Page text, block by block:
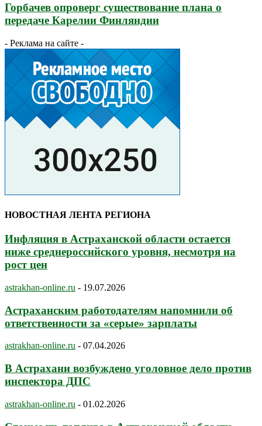
Горбачев опроверг существование плана о
передаче Карелии Финляндии
- Реклама на сайте -
НОВОСТНАЯ ЛЕНТА РЕГИОНА
Инфляция в Астраханской области остается
ниже среднероссийского уровня, несмотря на
рост цен
astrakhan-online.ru - 19.07.2026
Астраханским работодателям напомнили об
ответственности за «серые» зарплаты
astrakhan-online.ru - 07.04.2026
В Астрахани возбуждено уголовное дело против
инспектора ДПС
astrakhan-online.ru - 01.02.2026